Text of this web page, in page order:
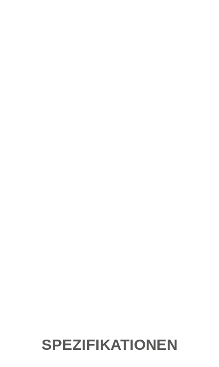
SPEZIFIKATIONEN